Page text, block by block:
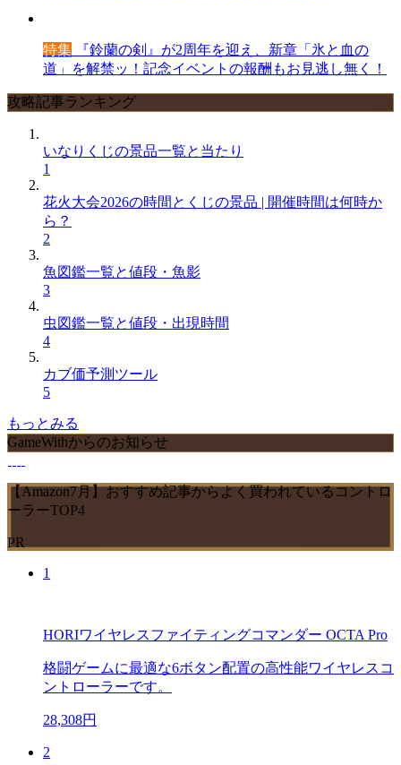
特集 『鈴蘭の剣』が2周年を迎え、新章「氷と血の
道」を解禁ッ！記念イベントの報酬もお見逃し無く！
攻略記事ランキング
いなりくじの景品一覧と当たり
1
花火大会2026の時間とくじの景品 | 開催時間は何時か
ら？
2
魚図鑑一覧と値段・魚影
3
虫図鑑一覧と値段・出現時間
4
カブ価予測ツール
5
もっとみる
GameWithからのお知らせ
【Amazon7月】おすすめ記事からよく買われているコントロ
ーラーTOP4
PR
1
HORIワイヤレスファイティングコマンダー OCTA Pro
格闘ゲームに最適な6ボタン配置の高性能ワイヤレスコ
ントローラーです。
28,308円
2